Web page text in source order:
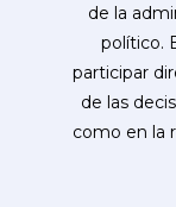
de la
político.
participar
de las
como en la